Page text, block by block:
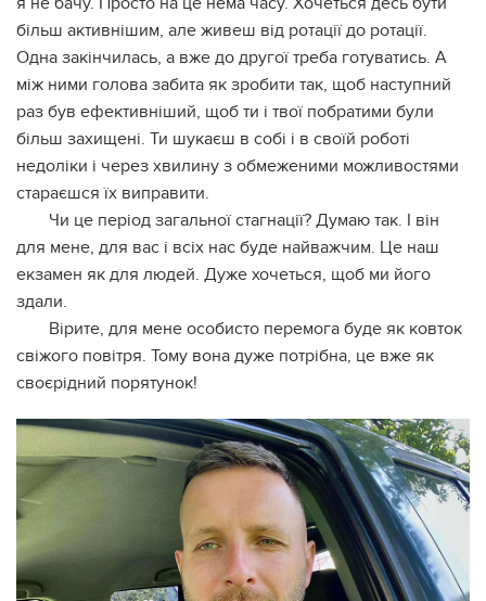
більш активнішим, але живеш від ротації до ротації.
Одна закінчилась, а вже до другої треба готуватись. А
між ними голова забита як зробити так, щоб наступний
раз був ефективніший, щоб ти і твої побратими були
більш захищені. Ти шукаєш в собі і в своїй роботі
недоліки і через хвилину з обмеженими можливостями
стараєшся їх виправити.
Чи це період загальної стагнації? Думаю так. І він
для мене, для вас і всіх нас буде найважчим. Це наш
екзамен як для людей. Дуже хочеться, щоб ми його
здали.
Вірите, для мене особисто перемога буде як ковток
свіжого повітря. Тому вона дуже потрібна, це вже як
своєрідний порятунок!